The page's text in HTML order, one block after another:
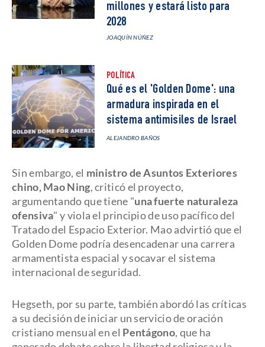
millones y estará listo para
2028
JOAQUÍN NÚÑEZ
POLÍTICA
Qué es el 'Golden Dome': una
armadura inspirada en el
sistema antimisiles de Israel
ALEJANDRO BAÑOS
Sin embargo, el ministro de Asuntos Exteriores
chino, Mao Ning, criticó el proyecto,
argumentando que tiene "una fuerte naturaleza
ofensiva" y viola el principio de uso pacífico del
Tratado del Espacio Exterior. Mao advirtió que el
Golden Dome podría desencadenar una carrera
armamentista espacial y socavar el sistema
internacional de seguridad.
Hegseth, por su parte, también abordó las críticas
a su decisión de iniciar un servicio de oración
cristiano mensual en el Pentágono, que ha